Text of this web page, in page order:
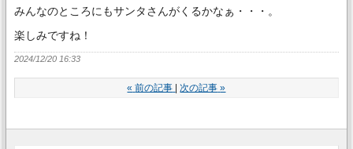
みんなのところにもサンタさんがくるかなぁ・・・。
楽しみですね！
2024/12/20 16:33
« 前の記事 次の記事 »